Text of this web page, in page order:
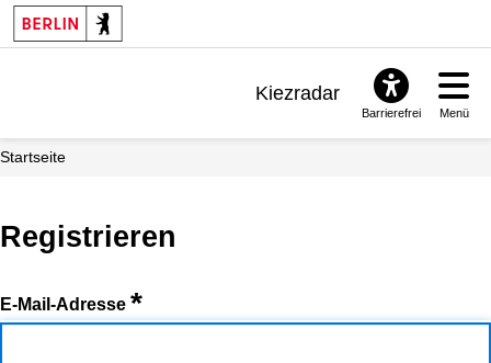
Kiezradar
Barrierefrei Menü
Startseite
Registrieren
E-Mail-Adresse *